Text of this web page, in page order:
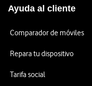
Ayuda al cliente
Comparador de móviles
Repara tu dispositivo
Tarifa social